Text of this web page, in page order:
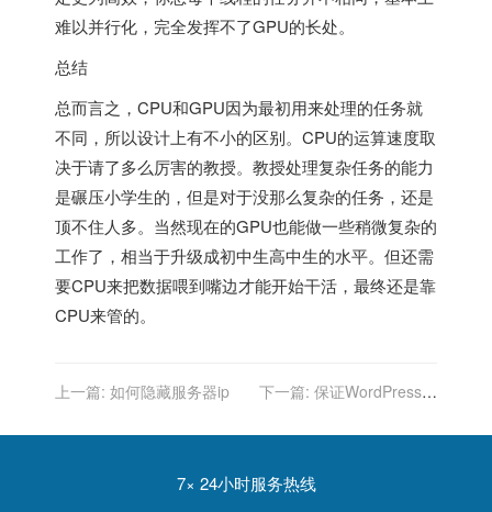
难以并行化，完全发挥不了GPU的长处。
总结
总而言之，CPU和GPU因为最初用来处理的任务就
不同，所以设计上有不小的区别。CPU的运算速度取
决于请了多么厉害的教授。教授处理复杂任务的能力
是碾压小学生的，但是对于没那么复杂的任务，还是
顶不住人多。当然现在的GPU也能做一些稍微复杂的
工作了，相当于升级成初中生高中生的水平。但还需
要CPU来把数据喂到嘴边才能开始干活，最终还是靠
CPU来管的。
上一篇: 如何隐藏服务器ip 下一篇: 保证WordPress网
7× 24小时服务热线